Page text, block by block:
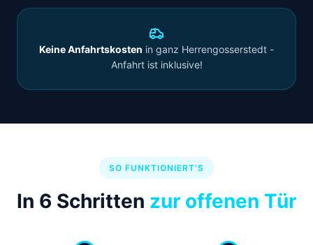
Keine Anfahrtskosten in ganz Herrengosserstedt -
Anfahrt ist inklusive!
SO FUNKTIONIERT'S
In 6 Schritten zur offenen Tür